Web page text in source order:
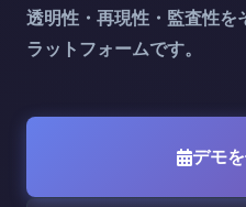
透明性・再現性・監査性を
ラットフォームです。
デモ